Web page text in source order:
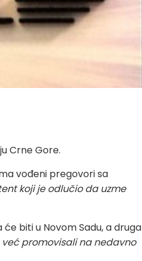
Crne Gore.
vođeni pregovori sa
koji je odlučio da uzme
biti u Novom Sadu, a druga
već promovisali na nedavno